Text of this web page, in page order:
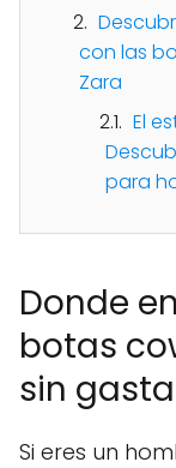
con las
Zara
El
para
Donde
botas
sin
Si eres un